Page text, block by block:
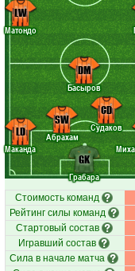
Грабара
Маканда
Абрахам
Судаков
Матондо
Басыров
GK
LD
SW
CD
LW
DM
Стоимость команд
Рейтинг силы команд
Стартовый состав
Игравший состав
Сила в начале матча